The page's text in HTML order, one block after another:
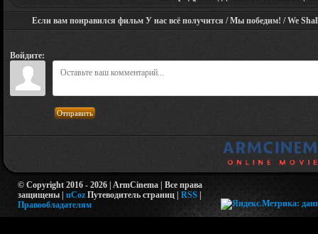
Если вам понравился фильм У нас всё получится / Мы победим! / We
Войдите:
Отправить
© Copyright 2016 - 2026 | ArmCinema | Все права
защищены | uCoz Путеводитель страниц | RSS |
Правообладателям